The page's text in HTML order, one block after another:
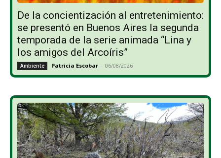
De la concientización al entretenimiento:
se presentó en Buenos Aires la segunda
temporada de la serie animada “Lina y
los amigos del Arcoíris”
Ambiente Patricia Escobar - 06/08/2026